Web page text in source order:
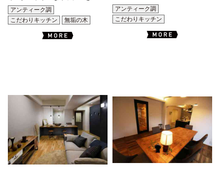
アンティーク調
こだわりキッチン
無垢の木
アンティーク調
こだわりキッチン